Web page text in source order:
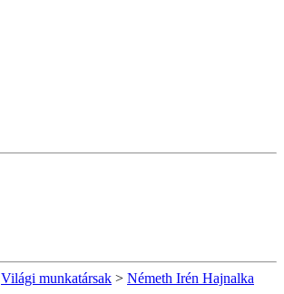
Világi munkatársak > Németh Irén Hajnalka